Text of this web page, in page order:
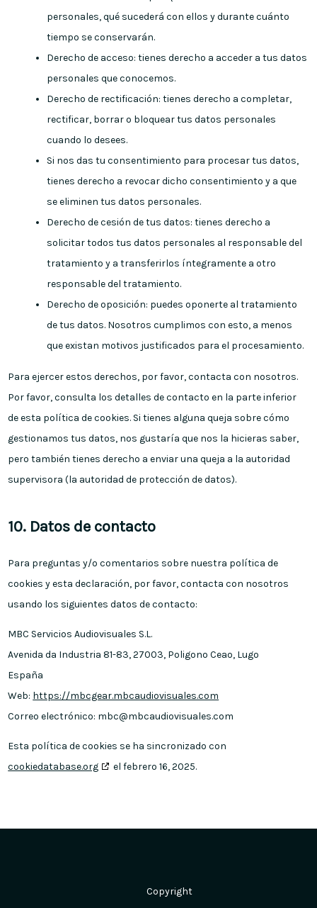
personales, qué sucederá con ellos y durante cuánto
tiempo se conservarán.
Derecho de acceso: tienes derecho a acceder a tus datos
personales que conocemos.
Derecho de rectificación: tienes derecho a completar,
rectificar, borrar o bloquear tus datos personales
cuando lo desees.
Si nos das tu consentimiento para procesar tus datos,
tienes derecho a revocar dicho consentimiento y a que
se eliminen tus datos personales.
Derecho de cesión de tus datos: tienes derecho a
solicitar todos tus datos personales al responsable del
tratamiento y a transferirlos íntegramente a otro
responsable del tratamiento.
Derecho de oposición: puedes oponerte al tratamiento
de tus datos. Nosotros cumplimos con esto, a menos
que existan motivos justificados para el procesamiento.
Para ejercer estos derechos, por favor, contacta con nosotros.
Por favor, consulta los detalles de contacto en la parte inferior
de esta política de cookies. Si tienes alguna queja sobre cómo
gestionamos tus datos, nos gustaría que nos la hicieras saber,
pero también tienes derecho a enviar una queja a la autoridad
supervisora (la autoridad de protección de datos).
10. Datos de contacto
Para preguntas y/o comentarios sobre nuestra política de
cookies y esta declaración, por favor, contacta con nosotros
usando los siguientes datos de contacto:
MBC Servicios Audiovisuales S.L.
Avenida da Industria 81-83, 27003, Poligono Ceao, Lugo
España
Web: https://mbcgear.mbcaudiovisuales.com
Correo electrónico: mbc@mbcaudiovisuales.com
Esta política de cookies se ha sincronizado con
cookiedatabase.org
el febrero 16, 2025.
Copyright